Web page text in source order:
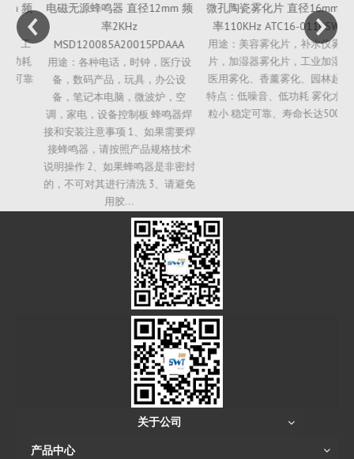
电磁无源蜂鸣器 直径12mm 频
率2KHz
MSD120085A20015PDAAA
用途：各种电话，时钟，医疗设
备，数码产品，玩具，办公设
备，笔记本电脑，微波炉，空
调，家电，设备控制板 蜂鸣器焊
接和安装注意事项 1、如果需要焊
接蜂鸣器，请按照产品规格技术
说明操作 2、如果蜂鸣器是非密封
的，不可对其进行清洗 3、请避免
用胶...
微孔陶瓷雾化片 直径16mm 频
率110KHz ATC16-0110SWA
用途：美容雾化片，补水仪雾化
片，加湿器雾化片，工业加湿、
医用雾化、香薰雾化、园林起雾
特点：低噪音、低功耗 雾化水颗
粒小 稳定可靠、寿命长达5000H
关于公司
产品中心